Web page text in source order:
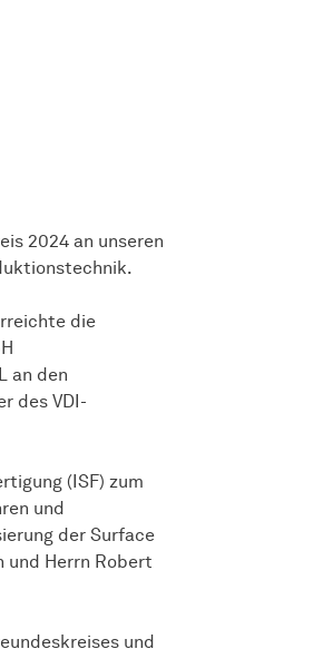
2024 an unseren
die
an den
des VDI-
(ISF) zum
und
der Surface
und Herrn Robert
und